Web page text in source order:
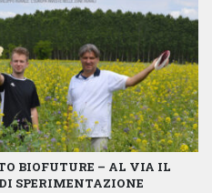
BIOFUTURE – AL VIA IL
SPERIMENTAZIONE